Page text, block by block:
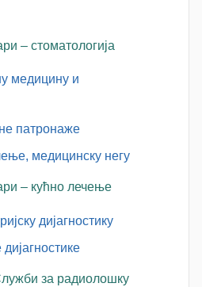
– стоматологија
медицину и
патронаже
медицинску негу
– кућно лечење
дијагностику
за радиолошку